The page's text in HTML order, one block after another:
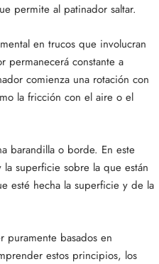
permite al patinador saltar.
en trucos que involucran
permanecerá constante a
comienza una rotación con
la fricción con el aire o el
barandilla o borde. En este
superficie sobre la que están
esté hecha la superficie y de la
puramente basados en
estos principios, los